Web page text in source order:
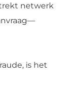
netwerk
is het